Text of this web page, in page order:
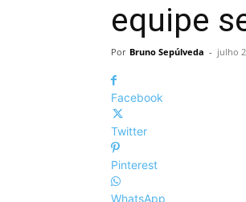
equipe
Por Bruno Sepúlveda - julho
Facebook
Twitter
Pinterest
WhatsApp